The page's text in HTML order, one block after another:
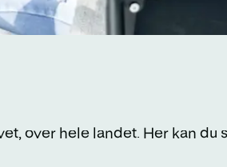
over hele landet. Her kan